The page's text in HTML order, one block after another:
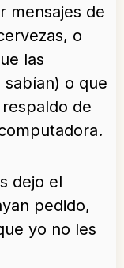
mensajes de
o
las
sabían) o que
de
dejo el
pedido,
yo no les